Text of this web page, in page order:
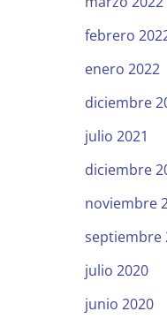
febrero
enero 2022
diciembre
julio 2021
diciembre
noviembre
septiembre
julio 2020
junio 2020